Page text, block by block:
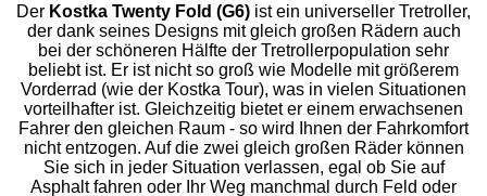
Der Kostka Twenty Fold (G6) ist ein universeller Tretroller,
der dank seines Designs mit gleich großen Rädern auch
bei der schöneren Hälfte der Tretrollerpopulation sehr
beliebt ist. Er ist nicht so groß wie Modelle mit größerem
Vorderrad (wie der Kostka Tour), was in vielen Situationen
vorteilhafter ist. Gleichzeitig bietet er einem erwachsenen
Fahrer den gleichen Raum - so wird Ihnen der Fahrkomfort
nicht entzogen. Auf die zwei gleich großen Räder können
Sie sich in jeder Situation verlassen, egal ob Sie auf
Asphalt fahren oder Ihr Weg manchmal durch Feld oder